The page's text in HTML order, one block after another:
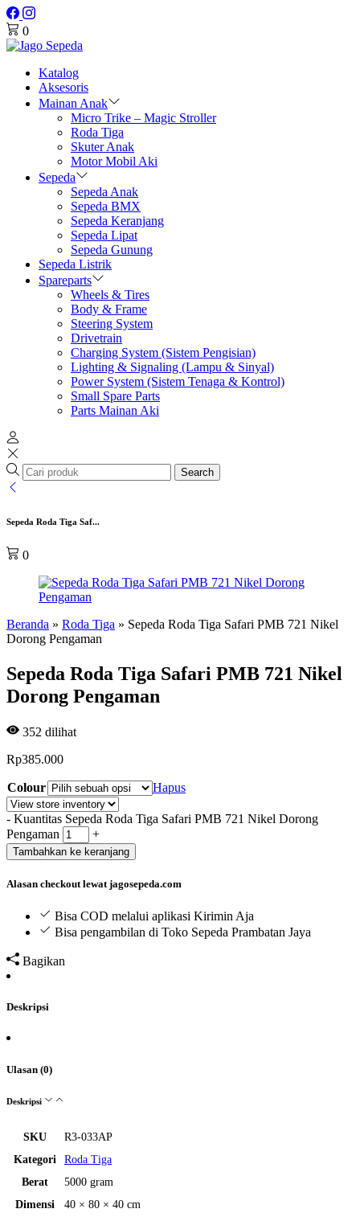
0
Katalog
Aksesoris
Mainan Anak
Micro Trike – Magic Stroller
Roda Tiga
Skuter Anak
Motor Mobil Aki
Sepeda
Sepeda Anak
Sepeda BMX
Sepeda Keranjang
Sepeda Lipat
Sepeda Gunung
Sepeda Listrik
Spareparts
Wheels & Tires
Body & Frame
Steering System
Drivetrain
Charging System (Sistem Pengisian)
Lighting & Signaling (Lampu & Sinyal)
Power System (Sistem Tenaga & Kontrol)
Small Spare Parts
Parts Mainan Aki
Search
Sepeda Roda Tiga Saf...
0
Beranda » Roda Tiga » Sepeda Roda Tiga Safari PMB 721 Nikel
Dorong Pengaman
Sepeda Roda Tiga Safari PMB 721 Nikel
Dorong Pengaman
352 dilihat
Rp385.000
Colour Hapus
- Kuantitas Sepeda Roda Tiga Safari PMB 721 Nikel Dorong
Pengaman
+
Tambahkan ke keranjang
Alasan checkout lewat jagosepeda.com
Bisa COD melalui aplikasi Kirimin Aja
Bisa pengambilan di Toko Sepeda Prambatan Jaya
Bagikan
Deskripsi
Ulasan (0)
Deskripsi
SKU
R3-033AP
Kategori
Roda Tiga
Berat
5000 gram
Dimensi
40 × 80 × 40 cm